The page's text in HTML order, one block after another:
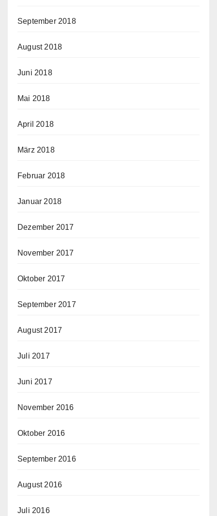
September 2018
August 2018
Juni 2018
Mai 2018
April 2018
März 2018
Februar 2018
Januar 2018
Dezember 2017
November 2017
Oktober 2017
September 2017
August 2017
Juli 2017
Juni 2017
November 2016
Oktober 2016
September 2016
August 2016
Juli 2016